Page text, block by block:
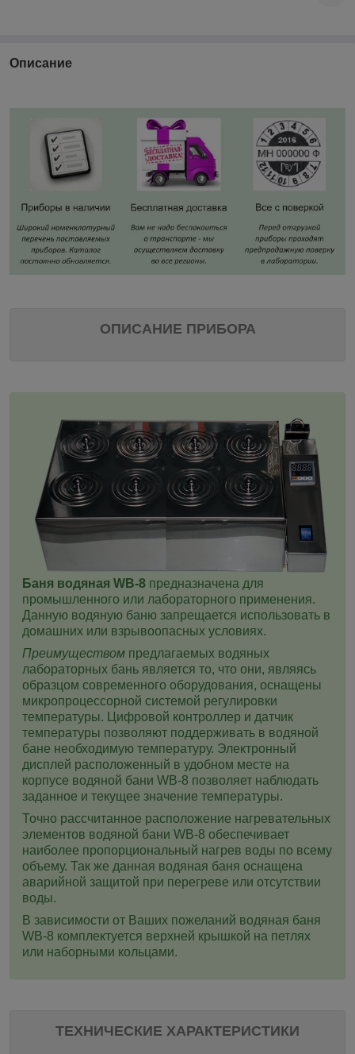
Описание
ОПИСАНИЕ ПРИБОРА
Баня водяная WB-8 предназначена для
промышленного или лабораторного применения.
Данную водяную баню запрещается использовать в
домашних или взрывоопасных условиях.
Преимуществом предлагаемых водяных
лабораторных бань является то, что они, являясь
образцом современного оборудования, оснащены
микропроцессорной системой регулировки
температуры. Цифровой контроллер и датчик
температуры позволяют поддерживать в водяной
бане необходимую температуру. Электронный
дисплей расположенный в удобном месте на
корпусе водяной бани WB-8 позволяет наблюдать
заданное и текущее значение температуры.
Точно рассчитанное расположение нагревательных
элементов водяной бани WB-8 обеспечивает
наиболее пропорциональный нагрев воды по всему
объему. Так же данная водяная баня оснащена
аварийной защитой при перегреве или отсутствии
воды.
В зависимости от Ваших пожеланий водяная баня
WB-8 комплектуется верхней крышкой на петлях
или наборными кольцами.
ТЕХНИЧЕСКИЕ ХАРАКТЕРИСТИКИ